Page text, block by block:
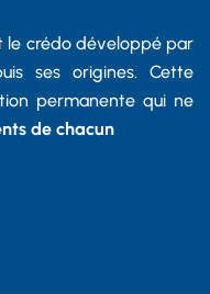
le crédo développé par
ses origines. Cette
permanente qui ne
de chacun